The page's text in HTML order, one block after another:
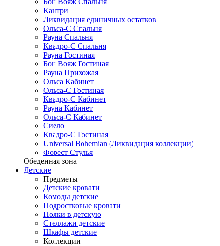
Бон Вояж Спальня
Кантри
Ликвидация единичных остатков
Ольса-С Спальня
Рауна Спальня
Квадро-С Спальня
Рауна Гостиная
Бон Вояж Гостиная
Рауна Прихожая
Ольса Кабинет
Ольса-С Гостиная
Квадро-С Кабинет
Рауна Кабинет
Ольса-С Кабинет
Сиело
Квадро-С Гостиная
Universal Bohemian (Ликвидация коллекции)
Форест Стулья
Обеденная зона
Детские
Предметы
Детские кровати
Комоды детские
Подростковые кровати
Полки в детскую
Стеллажи детские
Шкафы детские
Коллекции